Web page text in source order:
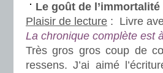
Le goût de
Plaisir de lecture : Livre
La chronique complète est
Très gros gros coup de
ressens. J’ai aimé